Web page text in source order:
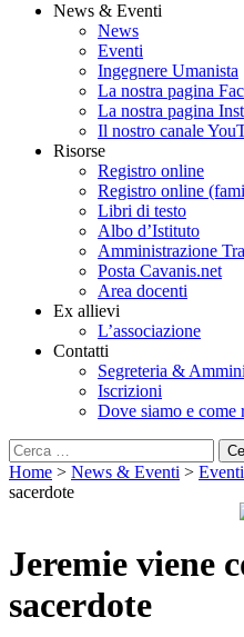
News & Eventi
News
Eventi
Ingegnere Umanista
La nostra pagina
La nostra pagina
Il nostro canale
Risorse
Registro online
Registro online
Libri di testo
Albo d’Istituto
Amministrazione
Posta Cavanis.net
Area docenti
Ex allievi
L’associazione
Contatti
Segreteria &
Iscrizioni
Dove siamo e come
Ricerca
per:
Home > News & Eventi > Eventi
sacerdote
Jeremie viene
sacerdote